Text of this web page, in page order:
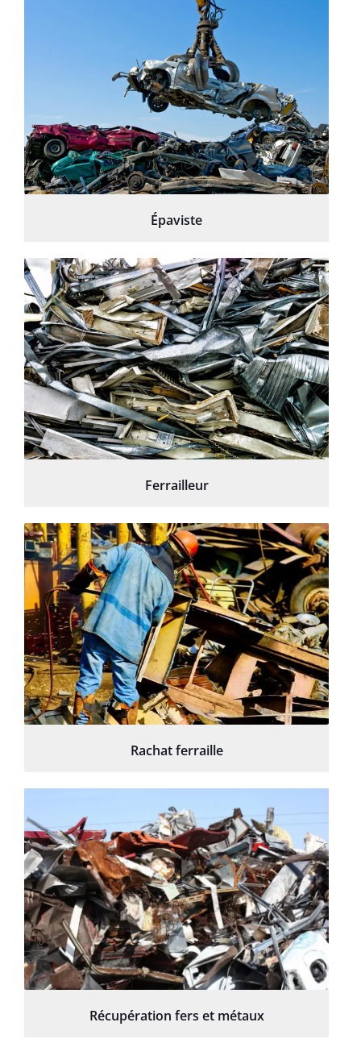
Épaviste
Ferrailleur
Rachat ferraille
Récupération fers et métaux